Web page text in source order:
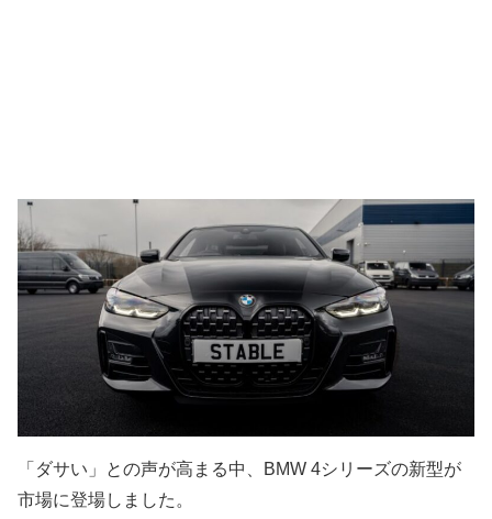
「ダサい」との声が高まる中、BMW 4シリーズの新型が
市場に登場しました。